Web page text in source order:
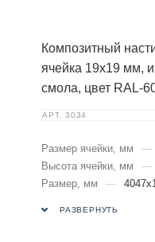
Композитный
ячейка 19х19 мм,
смола, цвет RAL-
АРТ. 3034
Размер ячейки, мм —
Высота ячейки, мм
—
Размер, мм
—
РАЗВЕРНУТЬ